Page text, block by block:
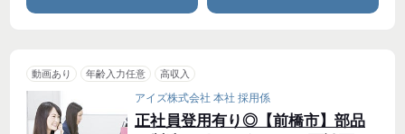
動画あり 年齢入力任意 高収入
アイズ株式会社 本社 採用係
正社員登用有り◎【前橋市】部品